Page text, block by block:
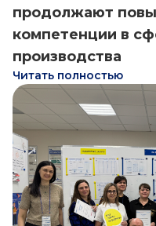
продолжают
компетенции в
производства
Читать полностью